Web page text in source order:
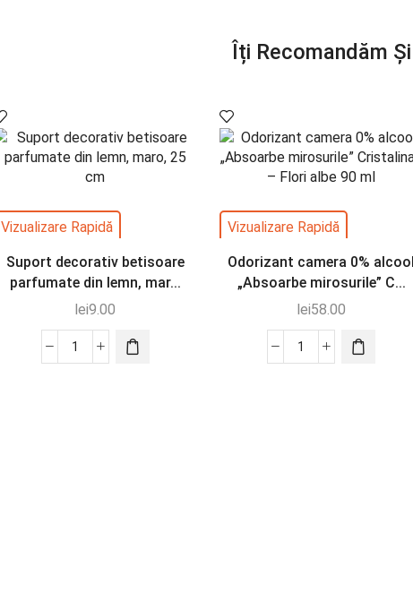
Îți Recomandăm Și
Vizualizare Rapidă
Suport decorativ betisoare
parfumate din lemn, mar...
lei9.00
Vizualizare Rapidă
Odorizant camera 0% alcool
„Absoarbe mirosurile” C...
lei58.00